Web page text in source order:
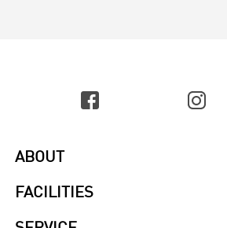
ABOUT
FACILITIES